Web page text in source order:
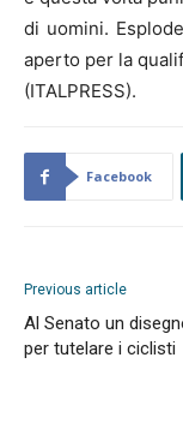
di uomini.
aperto per la
(ITALPRESS).
Facebook
Previous article
Al Senato un
per tutelare i ciclisti